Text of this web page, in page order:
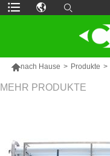
nach Hause > Produkte >
MEHR PRODUKTE